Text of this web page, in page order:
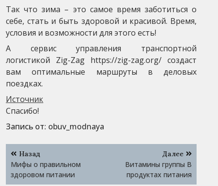
Так что зима – это самое время заботиться о
себе, стать и быть здоровой и красивой. Время,
условия и возможности для этого есть!
А сервис управления транспортной
логистикой Zig-Zag https://zig-zag.org/ создаст
вам оптимальные маршруты в деловых
поездках.
Источник
Спасибо!
Запись от: obuv_modnaya
Навигация
по
записям
Назад
Мифы о правильном
здоровом питании
Далее
Витамины группы В
продуктах питания